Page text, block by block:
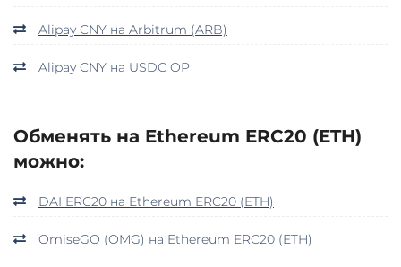
Alipay CNY на Arbitrum (ARB)
Alipay CNY на USDC OP
Обменять на Ethereum ERC20 (ETH)
можно:
DAI ERC20 на Ethereum ERC20 (ETH)
OmiseGO (OMG) на Ethereum ERC20 (ETH)